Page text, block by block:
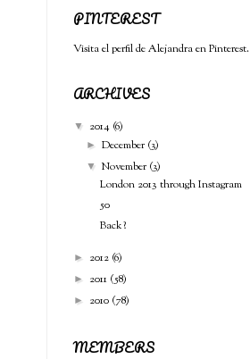
PINTEREST
Visita el perfil de Alejandra en Pinterest.
ARCHIVES
▼ 2014 (6)
►December (3)
▼November (3)
London 2013 through Instagram
50
Back?
► 2012 (6)
► 2011 (58)
► 2010 (78)
MEMBERS